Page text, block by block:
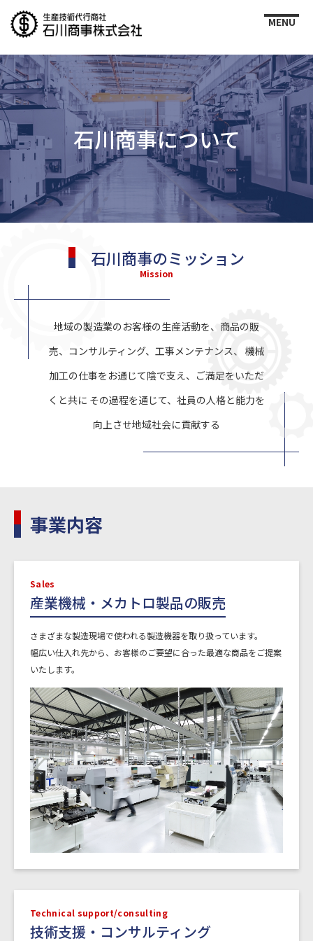
石川商事について
石川商事のミッション
Mission
地域の製造業のお客様の生産活動を、商品の販
売、コンサルティング、工事メンテナンス、
機械
加工の仕事をお通じて陰で支え、ご満足をいただ
くと共に その過程を通じて、社員の人格と能力を
向上させ地域社会に貢献する
事業内容
Sales
産業機械・メカトロ製品の販売
さまざまな製造現場で使われる製造機器を取り扱っています。
幅広い仕入れ先から、お客様のご要望に合った最適な商品をご提案
いたします。
Technical support/consulting
技術支援・コンサルティング